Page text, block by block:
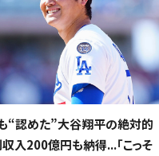
“認めた”大谷翔平の絶対的
入200億円も納得...「こっそ